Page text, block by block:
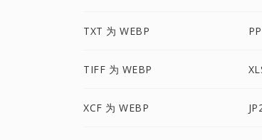
TXT 为 WEBP
TIFF 为 WEBP
XCF 为 WEBP